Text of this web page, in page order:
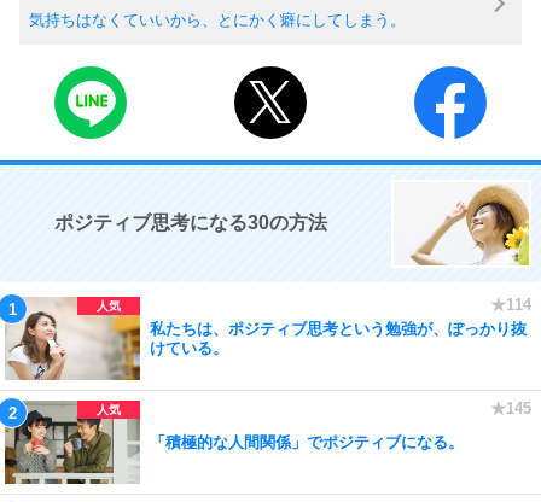
気持ちはなくていいから、とにかく癖にしてしまう。
ポジティブ思考になる30の方法
私たちは、ポジティブ思考という勉強が、ぽっかり抜
けている。
「積極的な人間関係」でポジティブになる。